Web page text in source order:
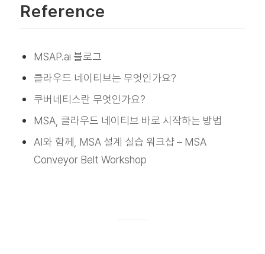
Reference
MSAP.ai 블로그
클라우드 네이티브는 무엇인가요?
쿠버네티스란 무엇인가요?
MSA, 클라우드 네이티브 바로 시작하는 방법
AI와 함께, MSA 설계 실습 워크샵 – MSA
Conveyor Belt Workshop